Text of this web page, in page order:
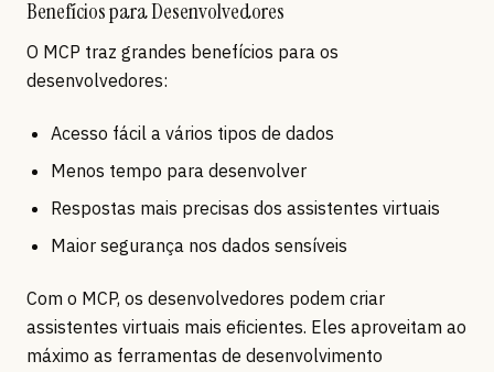
Benefícios para Desenvolvedores
O MCP traz grandes benefícios para os
desenvolvedores:
Acesso fácil a vários tipos de dados
Menos tempo para desenvolver
Respostas mais precisas dos assistentes virtuais
Maior segurança nos dados sensíveis
Com o MCP, os desenvolvedores podem criar
assistentes virtuais mais eficientes. Eles aproveitam ao
máximo as ferramentas de desenvolvimento